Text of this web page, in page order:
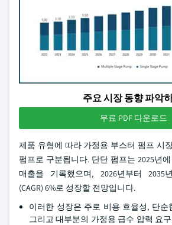
주요 시장 동향 파악
무료 PDF 다운로드
제품 유형에 따라 가정용 부스터 펌프 시
펌프로 구분됩니다. 단단 펌프는 2025년
매출을 기록했으며, 2026년부터 2035
(CAGR) 6%로 성장할 전망입니다.
이러한 성장은 주로 비용 효율성, 단순
그리고 대부분의 가정용 급수 압력 요